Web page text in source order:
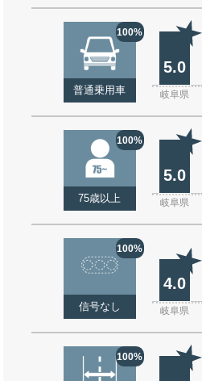
100%
普通乗用車
5.0
岐阜県
100%
75歳以上
5.0
岐阜県
100%
信号なし
4.0
岐阜県
100%